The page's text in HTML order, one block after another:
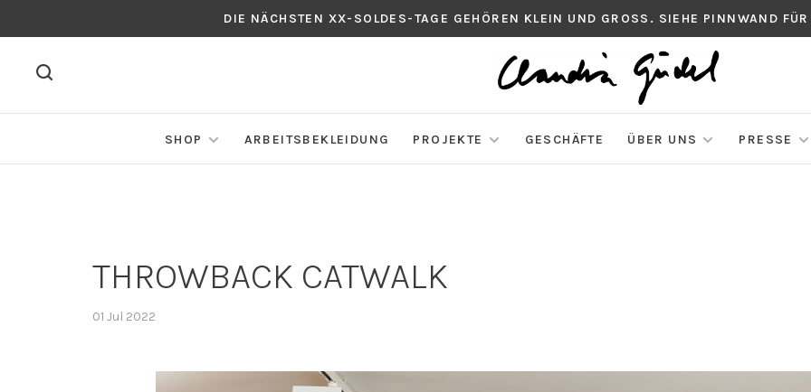
DIE NÄCHSTEN XX-SOLDES-TAGE GEHÖREN KLEIN UND GROSS. SIEHE PINNWAND
SHOP ARBEITSBEKLEIDUNG PROJEKTE GESCHÄFTE ÜBER UNS PRESSE
THROWBACK CATWALK
01 Jul 2022